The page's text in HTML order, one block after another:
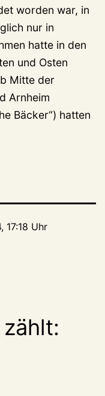
worden war, in
nur in
hatte in den
und Osten
Mitte der
Arnheim
Bäcker“) hatten
17:18 Uhr